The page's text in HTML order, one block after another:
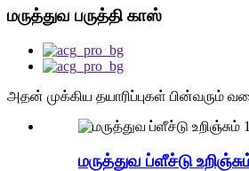
மருத்துவ பருத்தி காஸ்
அதன் முக்கிய தயாரிப்புகள் பின்வரும்
மருத்துவ ப்ளீச்டு